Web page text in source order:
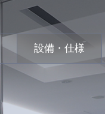
設備・仕様